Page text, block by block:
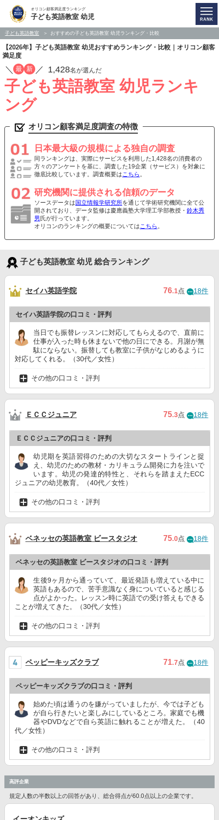
オリコン顧客満足度ランキング
子ども英語教室 幼児
子ども英語教室 おすすめの子ども英語教室 幼児ランキング・比較
【2026年】子ども英語教室 幼児おすすめランキング・比較｜オリコン顧客
満足度
／ 最 新 ／ 1,428名が選んだ
子ども英語教室 幼児ランキ
ング
オリコン顧客満足度調査の特徴
日本最大級の規模による独自の調査
同ランキングは、実際にサービスを利用した1,428名の消費者の
方々のアンケートを基に、調査した19企業（サービス）を対象に
徹底比較しています。調査概要はこちら 。
研究機関に提供される信頼のデータ
ソースデータは 国立情報学研究所を通じて学術研究機関に全て公
開されており、データ監修は慶應義塾大学理工学部教授・ 鈴木秀
男 氏が行っています。
オリコンのランキングの概要についてはこちら 。
子ども英語教室 幼児 総合ランキング
セイハ英語学院 76.1点 18件
セイハ英語学院の口コミ・評判
当日でも振替レッスンに対応してもらえるので、直前に
仕事が入った時も休まないで他の日にできる。月謝が無
駄にならない。振替しても教室に子供がなじめるように
対応してくれる。（30代／女性）
その他の口コミ・評判
ＥＣＣジュニア 75.3点 18件
ＥＣＣジュニアの口コミ・評判
幼児期を英語習得のための大切なスタートラインと捉
え、幼児のための教材・カリキュラム開発に力を注いで
います。幼児の発達的特性と、それらを踏まえたECC
ジュニアの幼児教育。（40代／女性）
その他の口コミ・評判
ベネッセの英語教室 ビースタジオ 75.0点 18件
ベネッセの英語教室 ビースタジオの口コミ・評判
生後9ヶ月から通っていて、最近発語も増えている中に
英語もあるので、苦手意識なく身についていると感じる
点がよかった。レッスン時に英語での受け答えもできる
ことが増えてきた。（30代／女性）
その他の口コミ・評判
ペッピーキッズクラブ 71.7点 18件
ペッピーキッズクラブの口コミ・評判
始めた頃は通うのを嫌がっていましたが、今では子ども
が自ら行きたいと楽しみにしているところ。家庭でも機
器やDVDなどで自ら英語に触れることが増えた。（40
代／女性）
その他の口コミ・評判
高評企業
規定人数の半数以上の回答があり、総合得点が60.0点以上の企業です。